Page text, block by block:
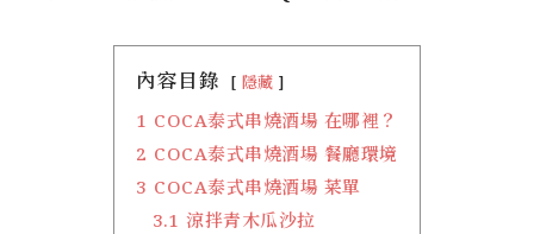
內容目錄 隱藏
1 COCA泰式串燒酒場 在哪裡？
2 COCA泰式串燒酒場 餐廳環境
3 COCA泰式串燒酒場 菜單
3.1 涼拌青木瓜沙拉